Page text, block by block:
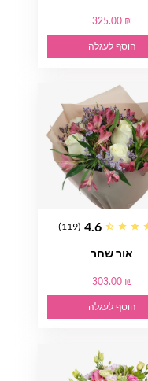
325.00 ₪
הוסף לעגלה
4.6
(119)
אור שחר
303.00 ₪
הוסף לעגלה